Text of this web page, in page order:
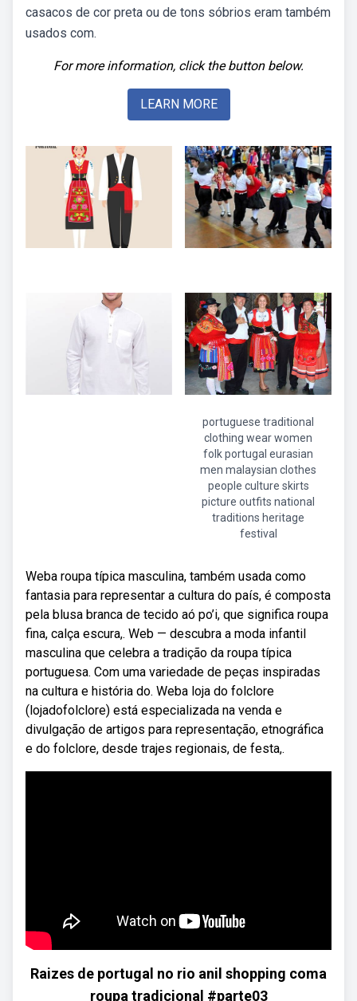
casacos de cor preta ou de tons sóbrios eram também
usados com.
For more information, click the button below.
LEARN MORE
portuguese traditional
clothing wear women
folk portugal eurasian
men malaysian clothes
people culture skirts
picture outfits national
traditions heritage
festival
Weba roupa típica masculina, também usada como
fantasia para representar a cultura do país, é composta
pela blusa branca de tecido aó po’i, que significa roupa
fina, calça escura,. Web — descubra a moda infantil
masculina que celebra a tradição da roupa típica
portuguesa. Com uma variedade de peças inspiradas
na cultura e história do. Weba loja do folclore
(lojadofolclore) está especializada na venda e
divulgação de artigos para representação, etnográfica
e do folclore, desde trajes regionais, de festa,.
Raizes de portugal no rio anil shopping coma
roupa tradicional #parte03